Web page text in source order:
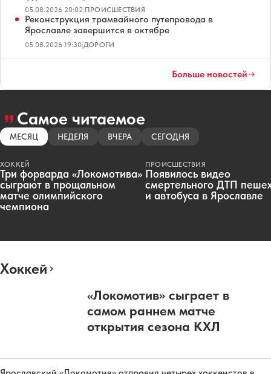
05.08.2026 20:02|ПРОИСШЕСТВИЯ
Реконструкция трамвайного путепровода в
Ярославле завершится в октябре
05.08.2026 19:30|ДОРОГИ
Больше новостей
Самое читаемое
МЕСЯЦ НЕДЕЛЯ ВЧЕРА СЕГОДНЯ
ХОККЕЙ
Три форварда «Локомотива»
сыграют в прощальном
матче олимпийского
чемпиона
ПРОИСШЕСТВИЯ
Появилось видео
смертельного ДТП
и автобуса в Ярославле
Хоккей
«Локомотив» сыграет в
самом раннем матче
открытия сезона КХЛ